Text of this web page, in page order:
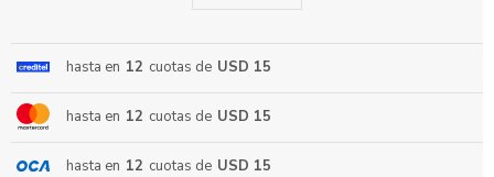
hasta en 12 cuotas de USD 15
hasta en 12 cuotas de USD 15
hasta en 12 cuotas de USD 15